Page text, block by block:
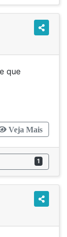
que
Veja Mais
1